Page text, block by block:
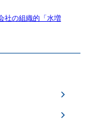
社の組織的「水増